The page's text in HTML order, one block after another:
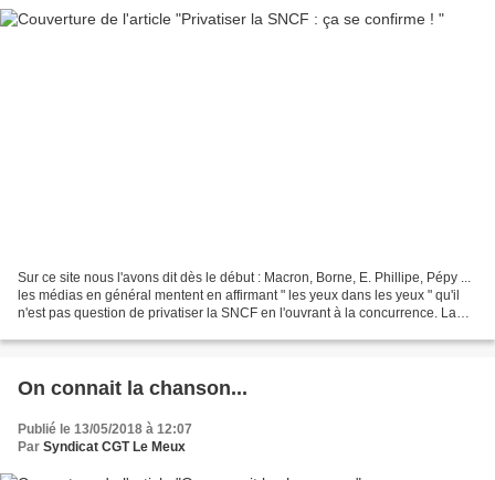
Sur ce site nous l'avons dit dès le début : Macron, Borne, E. Phillipe, Pépy ...
les médias en général mentent en affirmant " les yeux dans les yeux " qu'il
n'est pas question de privatiser la SNCF en l'ouvrant à la concurrence. La
On connait la chanson...
Publié le 13/05/2018 à 12:07
Par Syndicat CGT Le Meux